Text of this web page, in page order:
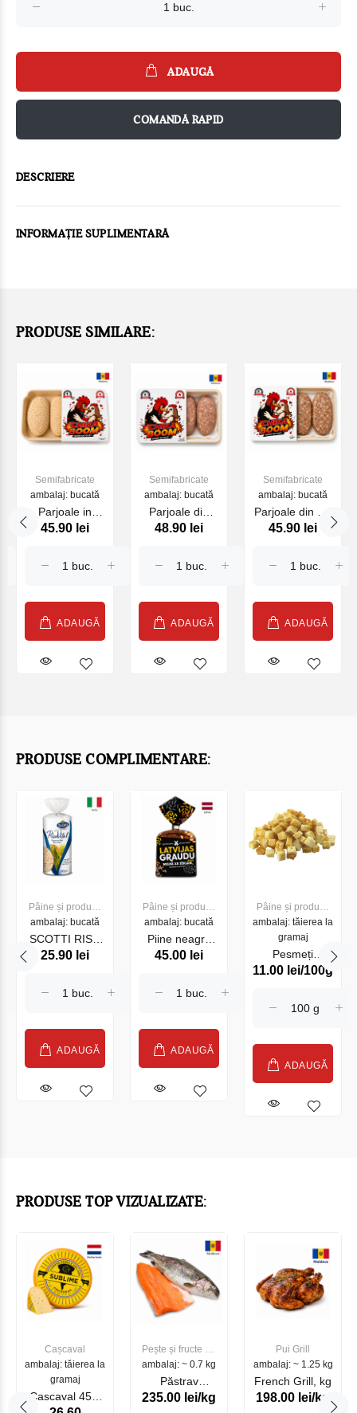
ADAUGĂ
COMANDĂ RAPID
DESCRIERE
INFORMAȚIE SUPLIMENTARĂ
PRODUSE SIMILARE:
Semifabricate
ambalaj: bucată
Parjoale in
Pane Chika
45.90 lei
ADAUGĂ
Semifabricate
ambalaj: bucată
Parjoale din
pui/porc Chika
48.90 lei
ADAUGĂ
Semifabricate
ambalaj: bucată
Parjoale din pui
de casa Chika
45.90 lei
ADAUGĂ
PRODUSE COMPLIMENTARE:
Pâine și produse
de panificație
ambalaj: bucată
SCOTTI RISO
VITAL Tartine
25.90 lei
ADAUGĂ
Pâine și produse
de panificație
ambalaj: bucată
Piine neagra
din Latvia cu
45.00 lei
ADAUGĂ
Pâine și produse
de panificație
ambalaj: tăierea la
gramaj
Pesmeți
George
11.00 lei/100g
ADAUGĂ
PRODUSE TOP VIZUALIZATE:
Cașcaval
ambalaj: tăierea la
gramaj
Cascaval 45%
Pește și fructe de
mare
ambalaj: ~ 0.7 kg
Păstrav
Somonat
235.00 lei/kg
Pui Grill
ambalaj: ~ 1.25 kg
French Grill, kg
198.00 lei/kg